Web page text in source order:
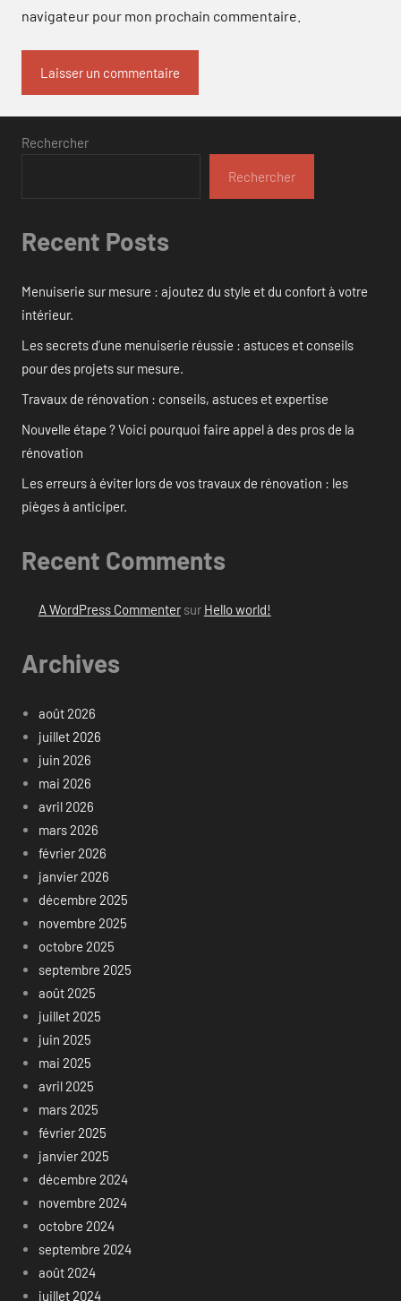
navigateur pour mon prochain commentaire.
Rechercher
Rechercher
Recent Posts
Menuiserie sur mesure : ajoutez du style et du confort à votre
intérieur.
Les secrets d’une menuiserie réussie : astuces et conseils
pour des projets sur mesure.
Travaux de rénovation : conseils, astuces et expertise
Nouvelle étape ? Voici pourquoi faire appel à des pros de la
rénovation
Les erreurs à éviter lors de vos travaux de rénovation : les
pièges à anticiper.
Recent Comments
A WordPress Commentersur Hello world!
Archives
août 2026
juillet 2026
juin 2026
mai 2026
avril 2026
mars 2026
février 2026
janvier 2026
décembre 2025
novembre 2025
octobre 2025
septembre 2025
août 2025
juillet 2025
juin 2025
mai 2025
avril 2025
mars 2025
février 2025
janvier 2025
décembre 2024
novembre 2024
octobre 2024
septembre 2024
août 2024
juillet 2024